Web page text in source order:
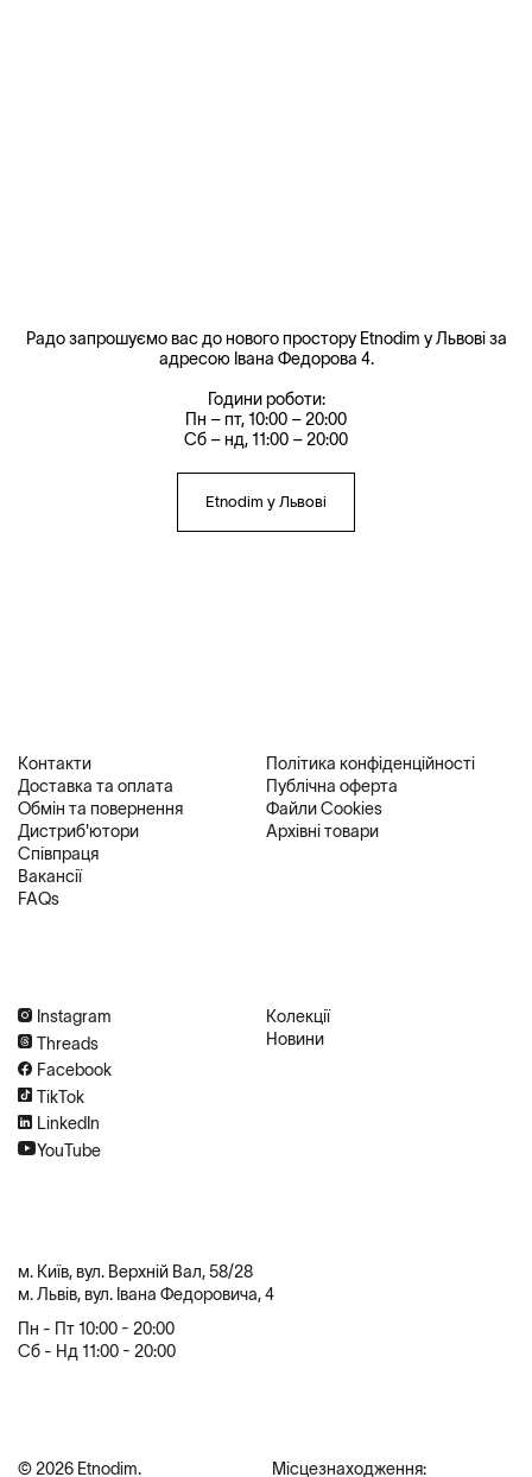
Радо запрошуємо вас до нового простору Etnodim у Львові за
адресою Івана Федорова 4.
Години роботи:
Пн – пт, 10:00 – 20:00
Сб – нд, 11:00 – 20:00
Etnodim у Львові
Instagram
Threads
Facebook
TikTok
LinkedIn
YouTube
Контакти
Доставка та оплата
Обмін та повернення
Дистриб'ютори
Співпраця
Вакансії
FAQs
Політика конфіденційності
Публічна оферта
Файли Cookies
Архівні товари
Колекції
Новини
м. Київ, вул. Верхній Вал, 58/28
м. Львів, вул. Івана Федоровича, 4
Пн - Пт 10:00 - 20:00
Сб - Нд 11:00 - 20:00
© 2026 Etnodim. Місцезнаходження: